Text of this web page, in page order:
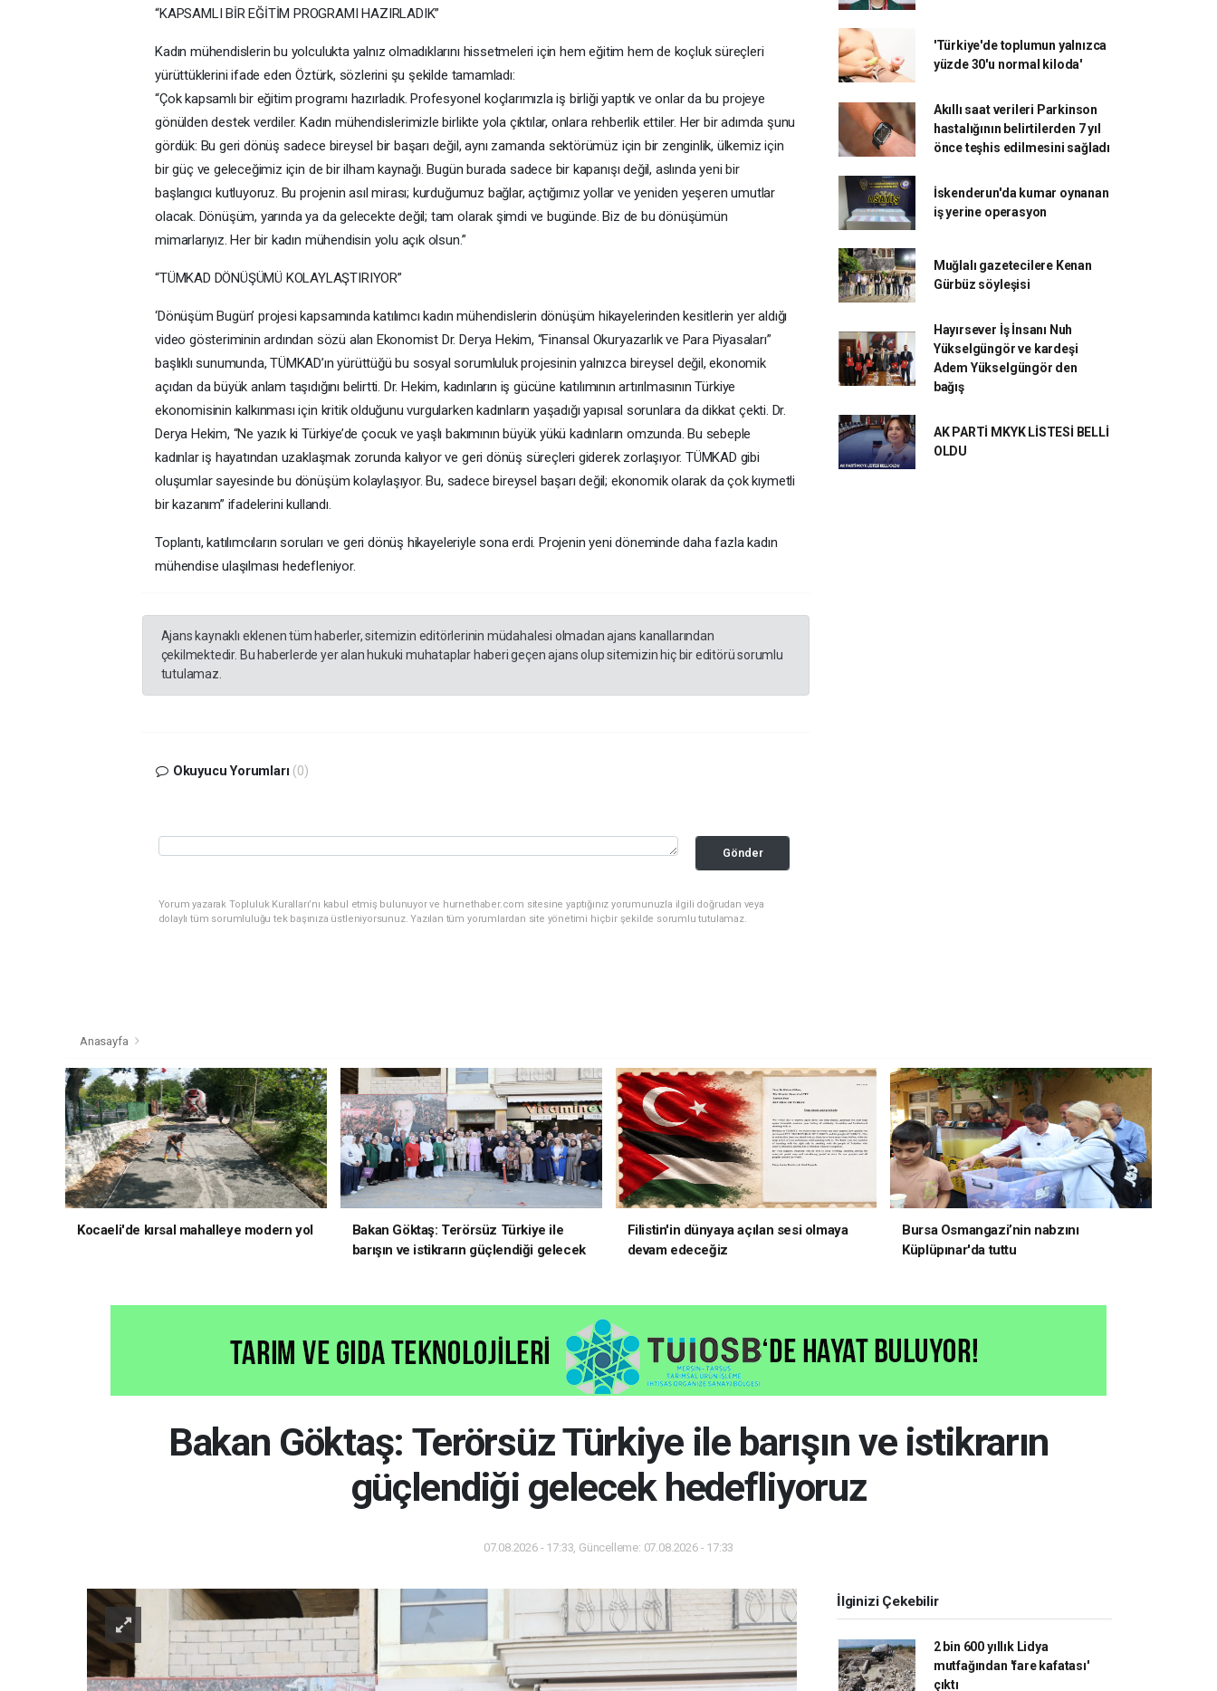
“KAPSAMLI BİR EĞİTİM PROGRAMI HAZIRLADIK”
Kadın mühendislerin bu yolculukta yalnız olmadıklarını hissetmeleri için hem eğitim hem de koçluk süreçleri
yürüttüklerini ifade eden Öztürk, sözlerini şu şekilde tamamladı:
“Çok kapsamlı bir eğitim programı hazırladık. Profesyonel koçlarımızla iş birliği yaptık ve onlar da bu projeye
gönülden destek verdiler. Kadın mühendislerimizle birlikte yola çıktılar, onlara rehberlik ettiler. Her bir adımda şunu
gördük: Bu geri dönüş sadece bireysel bir başarı değil, aynı zamanda sektörümüz için bir zenginlik, ülkemiz için
bir güç ve geleceğimiz için de bir ilham kaynağı. Bugün burada sadece bir kapanışı değil, aslında yeni bir
başlangıcı kutluyoruz. Bu projenin asıl mirası; kurduğumuz bağlar, açtığımız yollar ve yeniden yeşeren umutlar
olacak. Dönüşüm, yarında ya da gelecekte değil; tam olarak şimdi ve bugünde. Biz de bu dönüşümün
mimarlarıyız. Her bir kadın mühendisin yolu açık olsun.”
“TÜMKAD DÖNÜŞÜMÜ KOLAYLAŞTIRIYOR”
‘Dönüşüm Bugün’ projesi kapsamında katılımcı kadın mühendislerin dönüşüm hikayelerinden kesitlerin yer aldığı
video gösteriminin ardından sözü alan Ekonomist Dr. Derya Hekim, “Finansal Okuryazarlık ve Para Piyasaları”
başlıklı sunumunda, TÜMKAD’ın yürüttüğü bu sosyal sorumluluk projesinin yalnızca bireysel değil, ekonomik
açıdan da büyük anlam taşıdığını belirtti. Dr. Hekim, kadınların iş gücüne katılımının artırılmasının Türkiye
ekonomisinin kalkınması için kritik olduğunu vurgularken kadınların yaşadığı yapısal sorunlara da dikkat çekti. Dr.
Derya Hekim, “Ne yazık ki Türkiye’de çocuk ve yaşlı bakımının büyük yükü kadınların omzunda. Bu sebeple
kadınlar iş hayatından uzaklaşmak zorunda kalıyor ve geri dönüş süreçleri giderek zorlaşıyor. TÜMKAD gibi
oluşumlar sayesinde bu dönüşüm kolaylaşıyor. Bu, sadece bireysel başarı değil; ekonomik olarak da çok kıymetli
bir kazanım” ifadelerini kullandı.
Toplantı, katılımcıların soruları ve geri dönüş hikayeleriyle sona erdi. Projenin yeni döneminde daha fazla kadın
mühendise ulaşılması hedefleniyor.
Ajans kaynaklı eklenen tüm haberler, sitemizin editörlerinin müdahalesi olmadan ajans kanallarından
çekilmektedir. Bu haberlerde yer alan hukuki muhataplar haberi geçen ajans olup sitemizin hiç bir editörü sorumlu
tutulamaz.
Okuyucu Yorumları (0)
Gönder
Yorum yazarak Topluluk Kuralları’nı kabul etmiş bulunuyor ve hurnethaber.com sitesine yaptığınız yorumunuzla ilgili doğrudan veya
dolaylı tüm sorumluluğu tek başınıza üstleniyorsunuz. Yazılan tüm yorumlardan site yönetimi hiçbir şekilde sorumlu tutulamaz.
'Türkiye'de toplumun yalnızca
yüzde 30'u normal kiloda'
Akıllı saat verileri Parkinson
hastalığının belirtilerden 7 yıl
önce teşhis edilmesini sağladı
İskenderun'da kumar oynanan
iş yerine operasyon
Muğlalı gazetecilere Kenan
Gürbüz söyleşisi
Hayırsever İş İnsanı Nuh
Yükselgüngör ve kardeşi
Adem Yükselgüngör den
bağış
AK PARTİ MKYK LİSTESİ BELLİ
OLDU
Anasayfa
Kocaeli'de kırsal mahalleye modern yol
Bakan Göktaş: Terörsüz Türkiye ile
barışın ve istikrarın güçlendiği gelecek
Filistin'in dünyaya açılan sesi olmaya
devam edeceğiz
Bursa Osmangazi’nin nabzını
Küplüpınar'da tuttu
Bakan Göktaş: Terörsüz Türkiye ile barışın ve istikrarın
güçlendiği gelecek hedefliyoruz
07.08.2026 - 17:33, Güncelleme: 07.08.2026 - 17:33
İlginizi Çekebilir
2 bin 600 yıllık Lidya
mutfağından 'fare kafatası'
çıktı